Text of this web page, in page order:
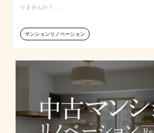
マンションリノベーション